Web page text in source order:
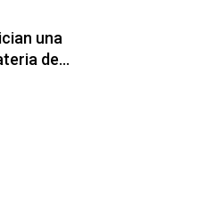
una
de
para robots